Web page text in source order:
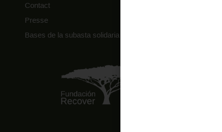
Contact
Presse
Bases de la subasta solidaria